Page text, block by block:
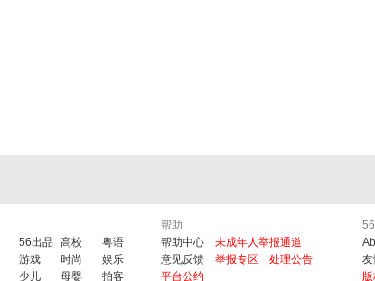
56出品 高校
粤语
游戏 时尚
娱乐
少儿 母婴 拍客
帮助
帮助中心
未成年人举报通道
意见反馈
举报专区
处理公告
平台公约
版